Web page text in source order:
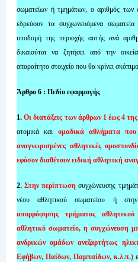
σωματείων ή τμημάτων, ο αριθμός των
εδρεύουν τα συγχωνευόμενα
υποδομή της περιοχής αυτής ανά
δικαιούται να ζητήσει από την
απαραίτητο στοιχείο που θα κρίνει σκόπιμο.
Άρθρο 6 : Πεδίο εφαρμογής
1.Οι διατάξεις των άρθρων 1 έως 4
ατομικά και ομαδικά αθλήματα που
αναγνωρισμένες αθλητικές
εφόσον διαθέτουν ειδική αθλητική
2.Στην περίπτωση συγχώνευσης
νέου αθλητικού σωματείου ή
απορρόφησης τμήματος
αθλητικό σωματείο, η συγχώνευση
ανδρικών ομάδων ανεξαρτήτως
Εφήβων, Παίδων, Παμπαίδων, κ.λ.π.)